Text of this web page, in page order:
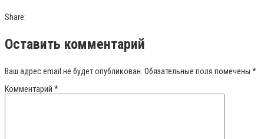
Share:
Оставить комментарий
Ваш адрес email не будет опубликован. Обязательные поля помечены *
Комментарий *